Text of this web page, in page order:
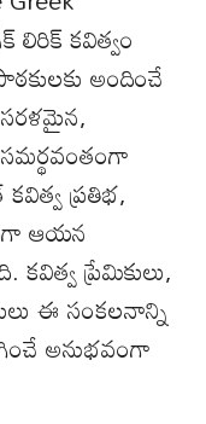
లిరిక్ కవిత్వం
అందించే
ప్రతిభ,
ఆయన
కవిత్వ ప్రేమికులు,
ఈ సంకలనాన్ని
అనుభవంగా